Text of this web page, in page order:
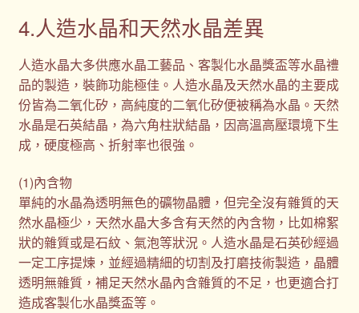
4.人造水晶和天然水晶差異
人造水晶大多供應水晶工藝品、客製化水晶獎盃等水晶禮
品的製造，裝飾功能極佳。人造水晶及天然水晶的主要成
份皆為二氧化矽，高純度的二氧化矽便被稱為水晶。天然
水晶是石英結晶，為六角柱狀結晶，因高溫高壓環境下生
成，硬度極高、折射率也很強。
(1)內含物
單純的水晶為透明無色的礦物晶體，但完全沒有雜質的天
然水晶極少，天然水晶大多含有天然的內含物，比如棉絮
狀的雜質或是石紋、氣泡等狀況。人造水晶是石英砂經過
一定工序提煉，並經過精細的切割及打磨技術製造，晶體
透明無雜質，補足天然水晶內含雜質的不足，也更適合打
造成客製化水晶獎盃等。